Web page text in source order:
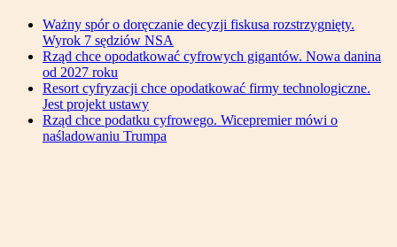
Ważny spór o doręczanie decyzji fiskusa rozstrzygnięty.
Wyrok 7 sędziów NSA
Rząd chce opodatkować cyfrowych gigantów. Nowa danina
od 2027 roku
Resort cyfryzacji chce opodatkować firmy technologiczne.
Jest projekt ustawy
Rząd chce podatku cyfrowego. Wicepremier mówi o
naśladowaniu Trumpa